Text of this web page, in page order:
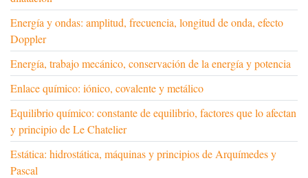
Energía y ondas: amplitud, frecuencia, longitud de onda, efecto
Doppler
Energía, trabajo mecánico, conservación de la energía y potencia
Enlace químico: iónico, covalente y metálico
Equilibrio químico: constante de equilibrio, factores que lo afectan
y principio de Le Chatelier
Estática: hidrostática, máquinas y principios de Arquímedes y
Pascal